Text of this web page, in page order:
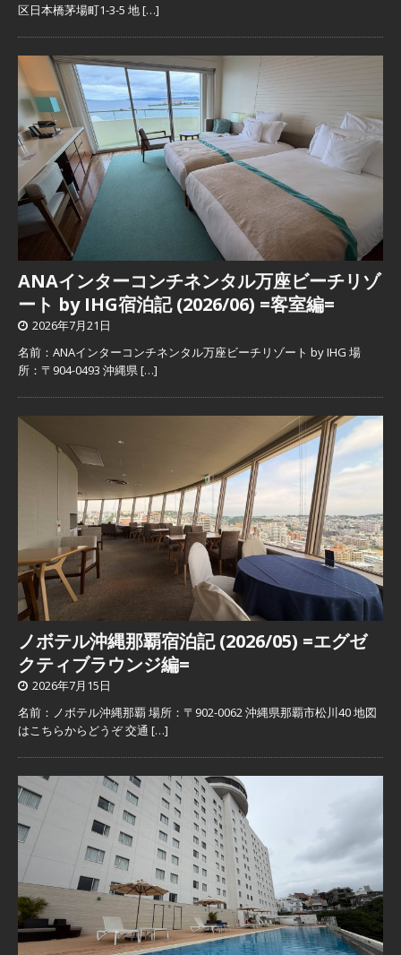
区日本橋茅場町1-3-5 地[…]
ANAインターコンチネンタル万座ビーチリゾ
ート by IHG宿泊記 (2026/06) =客室編=
2026年7月21日
名前：ANAインターコンチネンタル万座ビーチリゾート by IHG 場
所：〒904-0493 沖縄県[…]
ノボテル沖縄那覇宿泊記 (2026/05) =エグゼ
クティブラウンジ編=
2026年7月15日
名前：ノボテル沖縄那覇 場所：〒902-0062 沖縄県那覇市松川40 地図
はこちらからどうぞ 交通 […]